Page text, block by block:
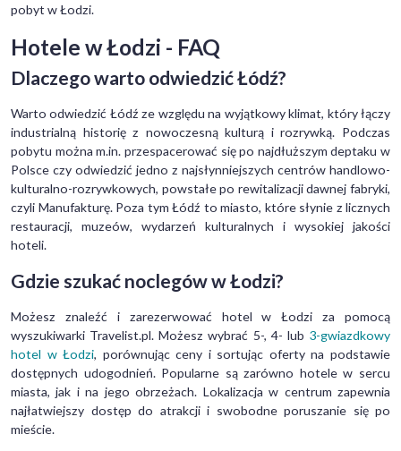
pobyt w Łodzi.
Hotele w Łodzi - FAQ
Dlaczego warto odwiedzić Łódź?
Warto odwiedzić Łódź ze względu na wyjątkowy klimat, który łączy
industrialną historię z nowoczesną kulturą i rozrywką. Podczas
pobytu można m.in. przespacerować się po najdłuższym deptaku w
Polsce czy odwiedzić jedno z najsłynniejszych centrów handlowo-
kulturalno-rozrywkowych, powstałe po rewitalizacji dawnej fabryki,
czyli Manufakturę. Poza tym Łódź to miasto, które słynie z licznych
restauracji, muzeów, wydarzeń kulturalnych i wysokiej jakości
hoteli.
Gdzie szukać noclegów w Łodzi?
Możesz znaleźć i zarezerwować hotel w Łodzi za pomocą
wyszukiwarki Travelist.pl. Możesz wybrać 5-, 4- lub 3-gwiazdkowy
hotel w Łodzi, porównując ceny i sortując oferty na podstawie
dostępnych udogodnień. Popularne są zarówno hotele w sercu
miasta, jak i na jego obrzeżach. Lokalizacja w centrum zapewnia
najłatwiejszy dostęp do atrakcji i swobodne poruszanie się po
mieście.